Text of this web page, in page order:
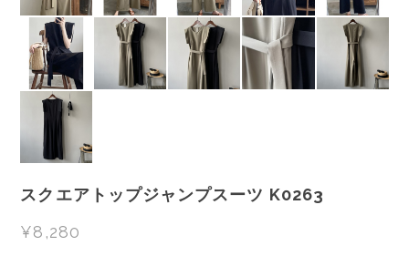
スクエアトップジャンプスーツ K0263
¥8,280